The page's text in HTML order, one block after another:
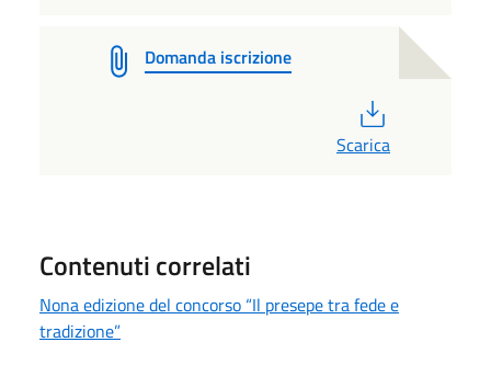
Domanda iscrizione
Scarica
Contenuti correlati
Nona edizione del concorso “Il presepe tra fede e
tradizione”